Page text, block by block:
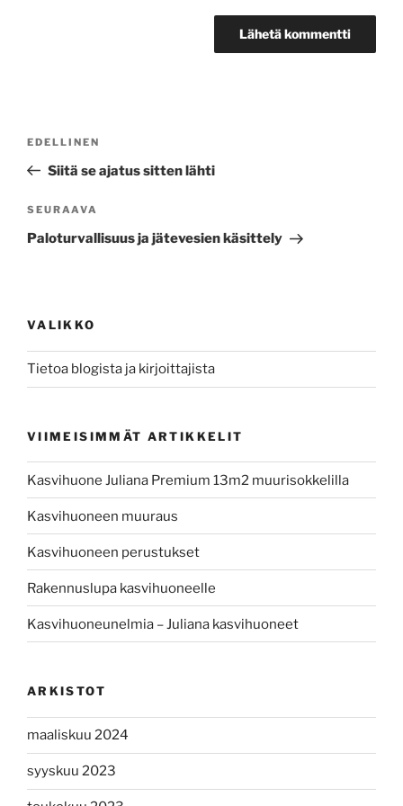
Edellinen
artikkeli
EDELLINEN
Siitä se ajatus sitten lähti
Seuraava
artikkeli
SEURAAVA
Paloturvallisuus ja jätevesien käsittely
VALIKKO
Tietoa blogista ja kirjoittajista
VIIMEISIMMÄT ARTIKKELIT
Kasvihuone Juliana Premium 13m2 muurisokkelilla
Kasvihuoneen muuraus
Kasvihuoneen perustukset
Rakennuslupa kasvihuoneelle
Kasvihuoneunelmia – Juliana kasvihuoneet
ARKISTOT
maaliskuu 2024
syyskuu 2023